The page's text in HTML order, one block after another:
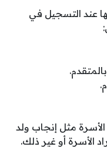
عند التسجيل في
مثل إنجاب ولد
الأسرة أو غير ذلك.